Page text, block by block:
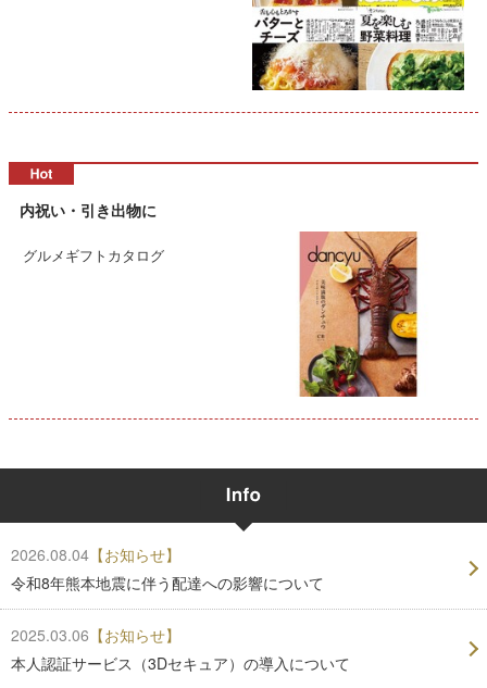
内祝い・引き出物に
グルメギフトカタログ
2026.08.04 【お知らせ】
令和8年熊本地震に伴う配達への影響について
2025.03.06 【お知らせ】
本人認証サービス（3Dセキュア）の導入について